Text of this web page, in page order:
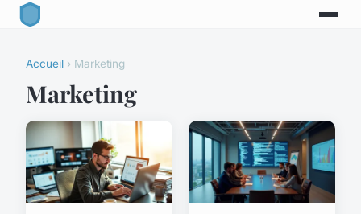
Accueil › Marketing
Marketing